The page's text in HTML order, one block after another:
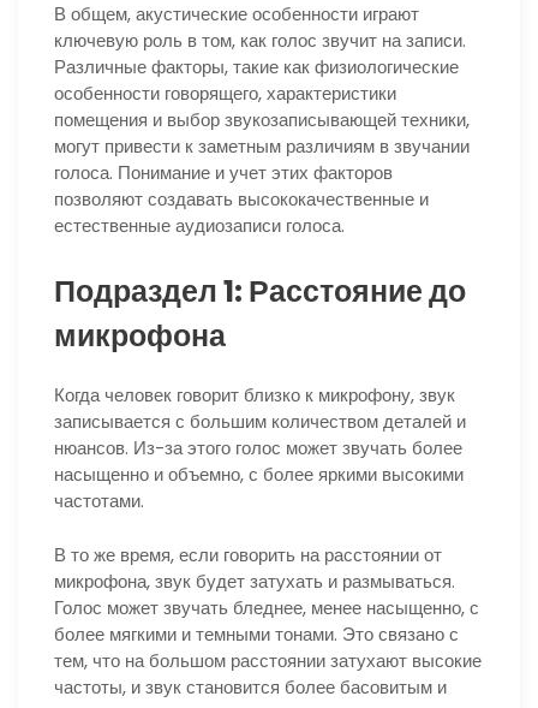
В общем, акустические особенности играют
ключевую роль в том, как голос звучит на записи.
Различные факторы, такие как физиологические
особенности говорящего, характеристики
помещения и выбор звукозаписывающей техники,
могут привести к заметным различиям в звучании
голоса. Понимание и учет этих факторов
позволяют создавать высококачественные и
естественные аудиозаписи голоса.
Подраздел 1: Расстояние до
микрофона
Когда человек говорит близко к микрофону, звук
записывается с большим количеством деталей и
нюансов. Из-за этого голос может звучать более
насыщенно и объемно, с более яркими высокими
частотами.
В то же время, если говорить на расстоянии от
микрофона, звук будет затухать и размываться.
Голос может звучать бледнее, менее насыщенно, с
более мягкими и темными тонами. Это связано с
тем, что на большом расстоянии затухают высокие
частоты, и звук становится более басовитым и